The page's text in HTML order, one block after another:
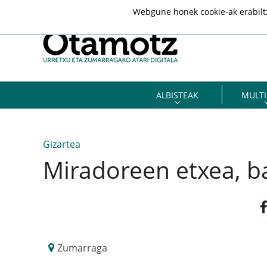
ALBISTEAK
Gizartea
Miradoreen etxea,
Zumarraga
Webgune honek cookie-ak